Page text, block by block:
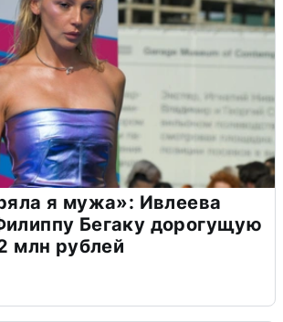
я мужа»: Ивлеева
Бегаку дорогущую
млн рублей